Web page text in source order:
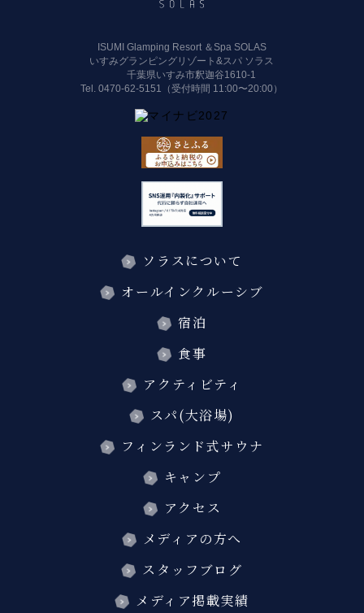
ISUMI Glamping Resort ＆Spa SOLAS
いすみグランピングリゾート&スパ ソラス
千葉県いすみ市釈迦谷1610-1
Tel.0470-62-5151（受付時間 11:00〜20:00）
ソラスについて
オールインクルーシブ
宿泊
食事
アクティビティ
スパ(大浴場)
フィンランド式サウナ
キャンプ
アクセス
メディアの方へ
スタッフブログ
メディア掲載実績